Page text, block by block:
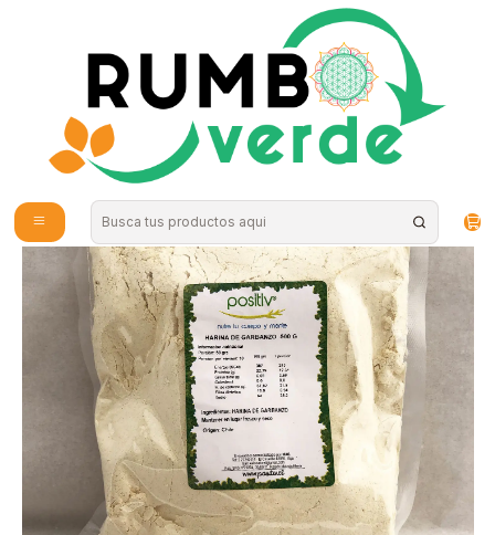
Envío gratis por compras sobre los 59.990 en la provincia de Santiago
Harinas y Mezclas